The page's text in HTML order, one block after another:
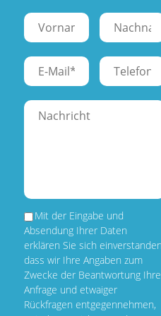
Mit der Eingabe und
Absendung Ihrer Daten
erklären Sie sich
dass wir Ihre Angaben zum
Zwecke der Beantwortung
Anfrage und etwaiger
Rückfragen entgegennehmen,